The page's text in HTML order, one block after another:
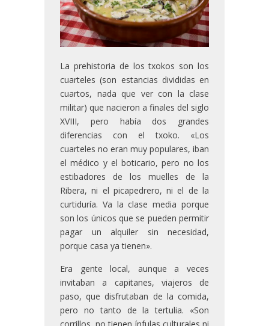
La prehistoria de los txokos son los
cuarteles (son estancias divididas en
cuartos, nada que ver con la clase
militar) que nacieron a finales del siglo
XVIII, pero había dos grandes
diferencias con el txoko. «Los
cuarteles no eran muy populares, iban
el médico y el boticario, pero no los
estibadores de los muelles de la
Ribera, ni el picapedrero, ni el de la
curtiduría. Va la clase media porque
son los únicos que se pueden permitir
pagar un alquiler sin necesidad,
porque casa ya tienen».
Era gente local, aunque a veces
invitaban a capitanes, viajeros de
paso, que disfrutaban de la comida,
pero no tanto de la tertulia. «Son